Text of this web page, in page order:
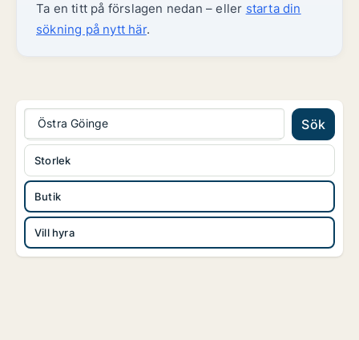
Ta en titt på förslagen nedan – eller starta din
sökning på nytt här.
Östra Göinge Sök
Butik
Vill hyra
Storlek